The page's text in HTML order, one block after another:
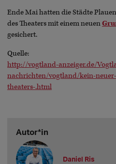
Ende Mai hatten die Städte
des Theaters mit einem neuen
gesichert.
Quelle:
http://vogtland-anzeiger.de/
nachrichten/vogtland/kein-
theaters-.html
Autor*in
Daniel Ris